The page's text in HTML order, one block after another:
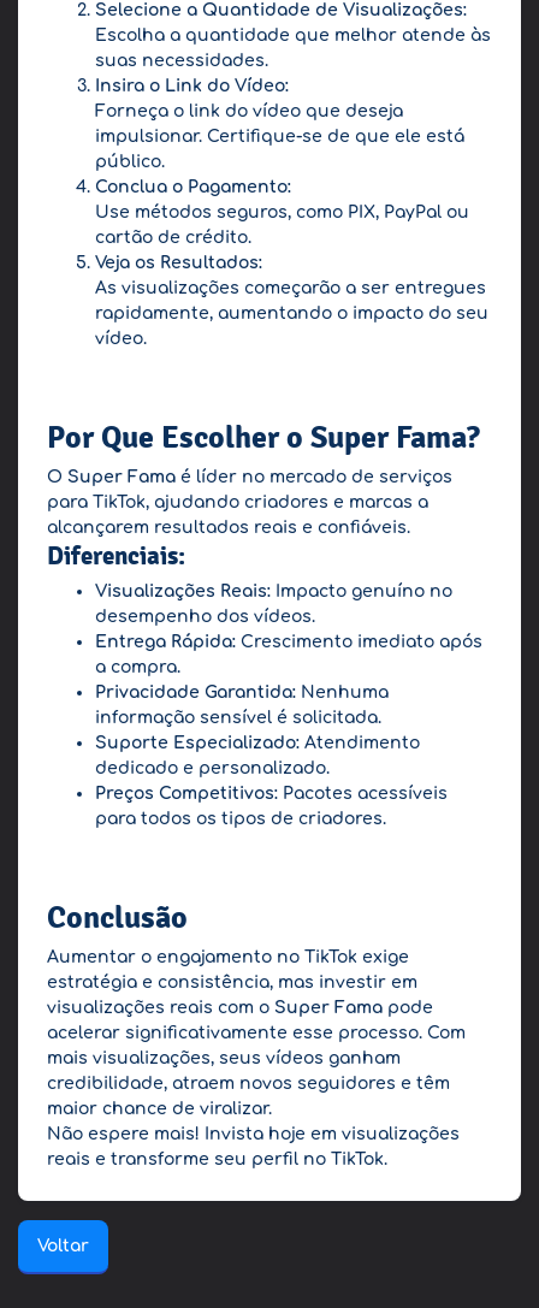
Selecione a Quantidade de Visualizações:
Escolha a quantidade que melhor atende às
suas necessidades.
Insira o Link do Vídeo:
Forneça o link do vídeo que deseja
impulsionar. Certifique-se de que ele está
público.
Conclua o Pagamento:
Use métodos seguros, como PIX, PayPal ou
cartão de crédito.
Veja os Resultados:
As visualizações começarão a ser entregues
rapidamente, aumentando o impacto do seu
vídeo.
Por Que Escolher o Super Fama?
O Super Fama é líder no mercado de serviços
para TikTok, ajudando criadores e marcas a
alcançarem resultados reais e confiáveis.
Diferenciais:
Visualizações Reais: Impacto genuíno no
desempenho dos vídeos.
Entrega Rápida: Crescimento imediato após
a compra.
Privacidade Garantida: Nenhuma
informação sensível é solicitada.
Suporte Especializado: Atendimento
dedicado e personalizado.
Preços Competitivos: Pacotes acessíveis
para todos os tipos de criadores.
Conclusão
Aumentar o engajamento no TikTok exige
estratégia e consistência, mas investir em
visualizações reais com o Super Fama pode
acelerar significativamente esse processo. Com
mais visualizações, seus vídeos ganham
credibilidade, atraem novos seguidores e têm
maior chance de viralizar.
Não espere mais! Invista hoje em visualizações
reais e transforme seu perfil no TikTok.
Voltar